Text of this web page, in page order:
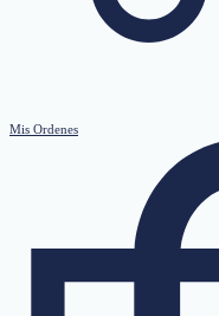
Mis Ordenes